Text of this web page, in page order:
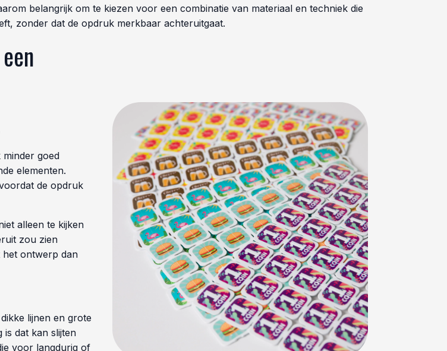
belangrijk om te kiezen voor een combinatie van materiaal en techniek die
zonder dat de opdruk merkbaar achteruitgaat.
goed
elementen.
de opdruk
alleen te kijken
zou zien
ontwerp dan
lijnen en grote
is dat kan slijten
voor langdurig of